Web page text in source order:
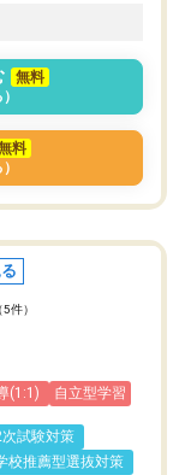
無料
料
5件）
(1:1) 自立型学習
試験対策
校推薦型選抜対策